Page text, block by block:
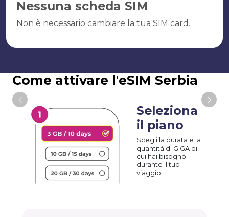
Nessuna scheda SIM
Non è necessario cambiare la tua SIM card.
Come attivare l'eSIM Serbia
Seleziona
il piano
Scegli la durata e la
quantità di GIGA di
cui hai bisogno
durante il tuo
viaggio